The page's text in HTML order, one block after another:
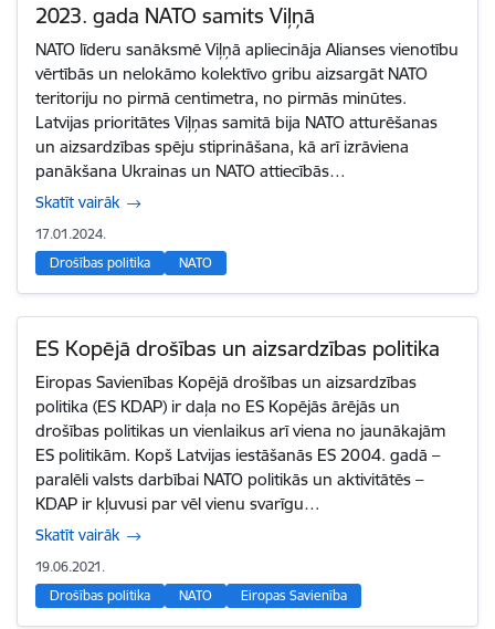
2023. gada NATO samits Viļņā
NATO līderu sanāksmē Viļņā apliecināja Alianses vienotību
vērtībās un nelokāmo kolektīvo gribu aizsargāt NATO
teritoriju no pirmā centimetra, no pirmās minūtes.
Latvijas prioritātes Viļņas samitā bija NATO atturēšanas
un aizsardzības spēju stiprināšana, kā arī izrāviena
panākšana Ukrainas un NATO attiecībās…
Skatīt vairāk
17.01.2024.
Drošības politika
NATO
ES Kopējā drošības un aizsardzības politika
Eiropas Savienības Kopējā drošības un aizsardzības
politika (ES KDAP) ir daļa no ES Kopējās ārējās un
drošības politikas un vienlaikus arī viena no jaunākajām
ES politikām. Kopš Latvijas iestāšanās ES 2004. gadā –
paralēli valsts darbībai NATO politikās un aktivitātēs –
KDAP ir kļuvusi par vēl vienu svarīgu…
Skatīt vairāk
19.06.2021.
Drošības politika
NATO Eiropas Savienība